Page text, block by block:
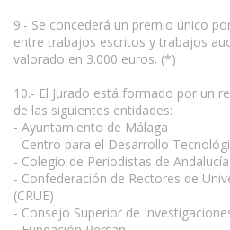
9.- Se concederá un premio único
entre trabajos escritos y trabajos
valorado en 3.000 euros. (*)
10.- El Jurado está formado por un
de las siguientes entidades:
- Ayuntamiento de Málaga
- Centro para el Desarrollo
- Colegio de Periodistas de
- Confederación de Rectores de
(CRUE)
- Consejo Superior de